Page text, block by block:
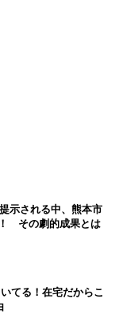
示される中、熊本市
その劇的成果とは
てる！在宅だからこ